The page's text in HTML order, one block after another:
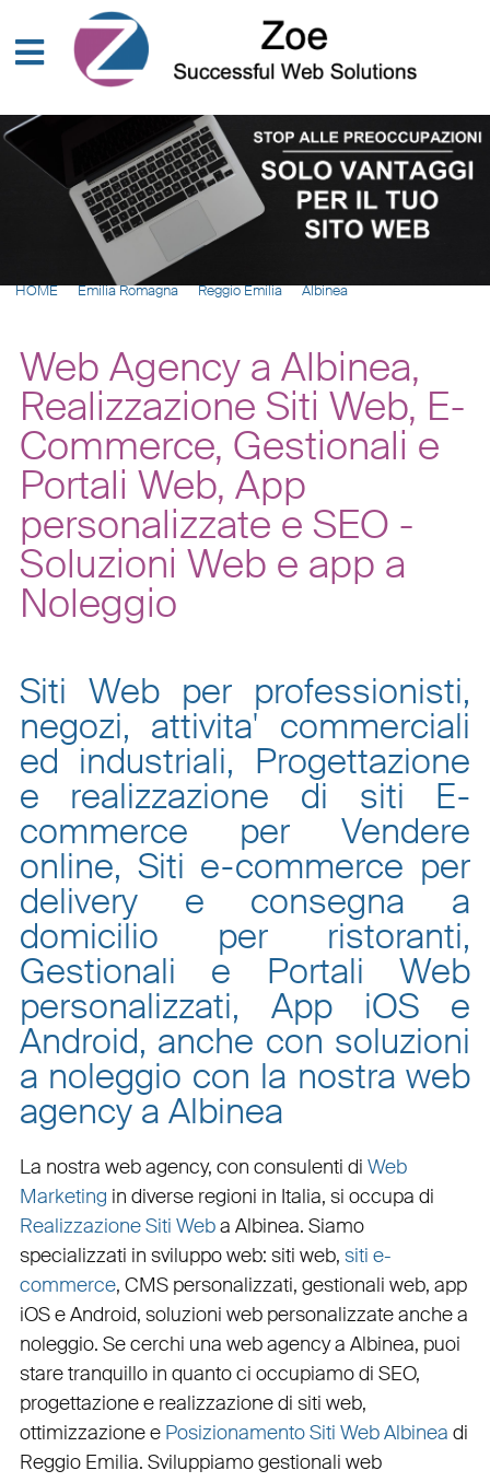
HOME Emilia Romagna Reggio Emilia Albinea
Web Agency a Albinea,
Realizzazione Siti Web, E-
Commerce, Gestionali e
Portali Web, App
personalizzate e SEO -
Soluzioni Web e app a
Noleggio
Siti Web per professionisti,
negozi, attivita' commerciali
ed industriali, Progettazione
e realizzazione di siti E-
commerce per Vendere
online, Siti e-commerce per
delivery e consegna a
domicilio per ristoranti,
Gestionali e Portali Web
personalizzati, App iOS e
Android, anche con soluzioni
a noleggio con la nostra web
agency a Albinea
La nostra web agency, con consulenti di Web
Marketing in diverse regioni in Italia, si occupa di
Realizzazione Siti Weba Albinea. Siamo
specializzati in sviluppo web: siti web, siti e-
commerce, CMS personalizzati, gestionali web, app
iOS e Android, soluzioni web personalizzateanche a
noleggio. Se cerchi una web agency a Albinea, puoi
stare tranquillo in quanto ci occupiamo di SEO,
progettazione e realizzazione di siti web,
ottimizzazionee Posizionamento Siti Web Albinea di
Reggio Emilia. Sviluppiamogestionali web